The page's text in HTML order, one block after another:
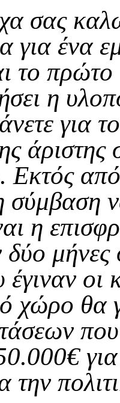
σας
για ένα
το
η
για
Εκτός
σύμβαση
η
δύο
οι
χώρο θα
που
την